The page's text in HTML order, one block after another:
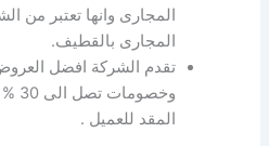
المجارى وانها تعتبر من
المجارى بالقطيف.
تقدم الشركة افضل
المقد للعميل .